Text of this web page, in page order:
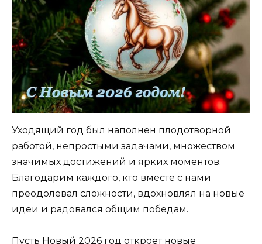
Уходящий год был наполнен плодотворной
работой, непростыми задачами, множеством
значимых достижений и ярких моментов.
Благодарим каждого, кто вместе с нами
преодолевал сложности, вдохновлял на новые
идеи и радовался общим победам.
Пусть Новый 2026 год откроет новые